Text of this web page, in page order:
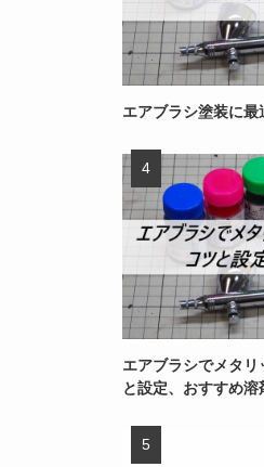
エアブラシ塗装に
エアブラシでメタ
と設定、おすすめ溶